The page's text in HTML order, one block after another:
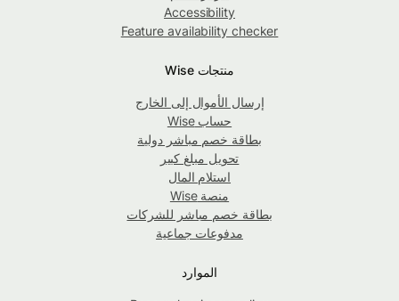
Accessibility
Feature availability checker
منتجات Wise
إرسال الأموال إلى الخارج
حساب Wise
بطاقة خصم مباشر دولية
تحويل مبلغ كبير
استلام المال
منصة Wise
بطاقة خصم مباشر للشركات
مدفوعات جماعية
الموارد